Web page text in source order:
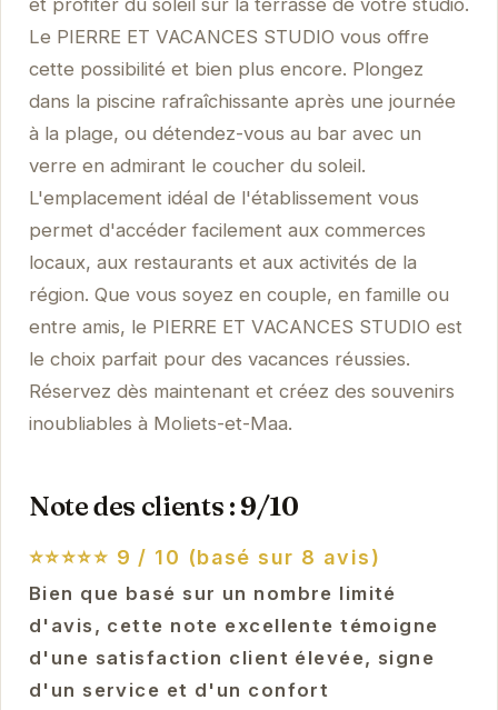
et profiter du soleil sur la terrasse de votre studio.
Le PIERRE ET VACANCES STUDIO vous offre
cette possibilité et bien plus encore. Plongez
dans la piscine rafraîchissante après une journée
à la plage, ou détendez-vous au bar avec un
verre en admirant le coucher du soleil.
L'emplacement idéal de l'établissement vous
permet d'accéder facilement aux commerces
locaux, aux restaurants et aux activités de la
région. Que vous soyez en couple, en famille ou
entre amis, le PIERRE ET VACANCES STUDIO est
le choix parfait pour des vacances réussies.
Réservez dès maintenant et créez des souvenirs
inoubliables à Moliets-et-Maa.
Note des clients : 9/10
⭐⭐⭐⭐⭐ 9 / 10 (basé sur 8 avis)
Bien que basé sur un nombre limité
d'avis, cette note excellente témoigne
d'une satisfaction client élevée, signe
d'un service et d'un confort